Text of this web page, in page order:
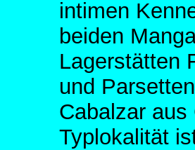
intimen
beiden
Lagerstätten
und
Cabalzar aus
Typlokalität